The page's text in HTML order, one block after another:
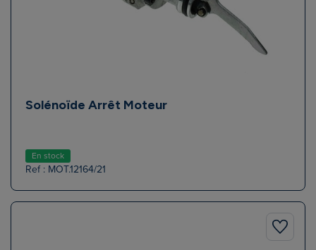
Solénoïde Arrêt Moteur
En stock
Ref : MOT.12164/21